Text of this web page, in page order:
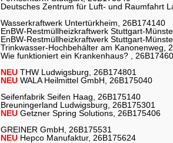
Deutsches Zentrum für Luft- und Raumfahrt
Wasserkraftwerk Untertürkheim, 26B174140
EnBW-Restmüllheizkraftwerk Stuttgart-
EnBW-Restmüllheizkraftwerk Stuttgart-
Trinkwasser-Hochbehälter am Kanonenweg,
Wie funktioniert ein Krankenhaus? ,
NEU THW Ludwigsburg, 26B174801
NEU WALA Heilmittel GmbH, 26B175040
Seifenfabrik Seifen Haag, 26B175140
Breuningerland Ludwigsburg, 26B175301
NEU Getzner Spring Solutions, 26B175406
GREINER GmbH, 26B175531
NEU Hepco Manufaktur, 26B175624